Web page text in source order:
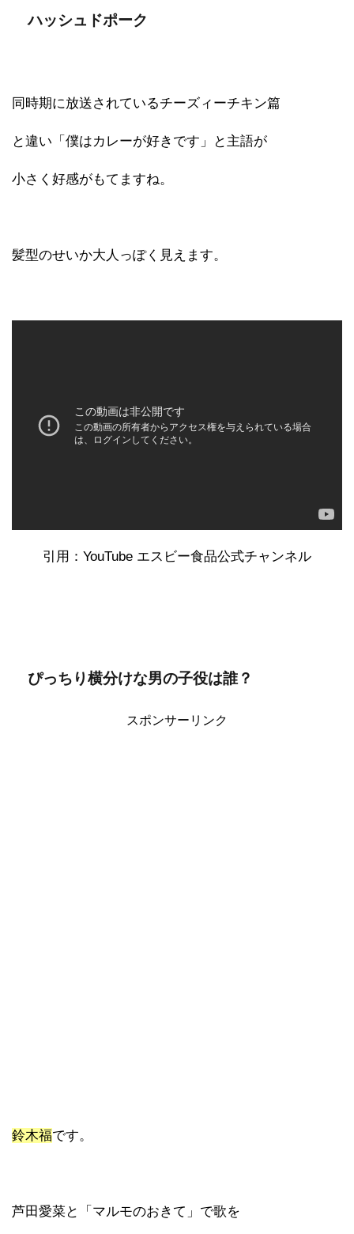
ハッシュドポーク
同時期に放送されているチーズィーチキン篇
と違い「僕はカレーが好きです」と主語が
小さく好感がもてますね。
髪型のせいか大人っぽく見えます。
引用：YouTube エスビー食品公式チャンネル
ぴっちり横分けな男の子役は誰？
スポンサーリンク
鈴木福です。
芦田愛菜と「マルモのおきて」で歌を